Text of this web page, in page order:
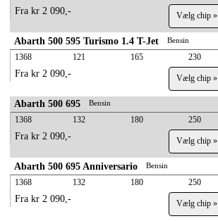
Fra kr 2 090,- Vælg chip »
Abarth 500 595 Turismo 1.4 T-Jet Bensin
1368 121 165 230
Fra kr 2 090,- Vælg chip »
Abarth 500 695 Bensin
1368 132 180 250
Fra kr 2 090,- Vælg chip »
Abarth 500 695 Anniversario Bensin
1368 132 180 250
Fra kr 2 090,- Vælg chip »